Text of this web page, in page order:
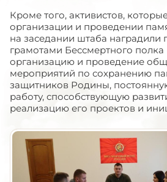
Кроме того, активистов,
организации и проведении
на заседании штаба наградили
грамотами Бессмертного полка
организацию и проведение
мероприятий по сохранению
защитников Родины,
работу, способствующую
реализацию его проектов и